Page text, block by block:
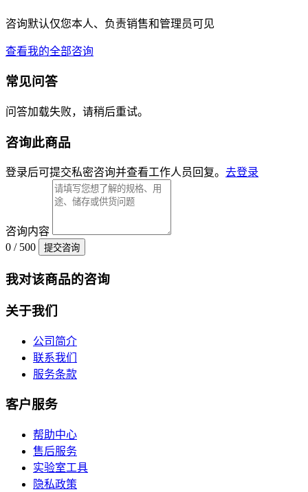
咨询默认仅您本人、负责销售和管理员可见
查看我的全部咨询
常见问答
问答加载失败，请稍后重试。
咨询此商品
登录后可提交私密咨询并查看工作人员回复。 去登录
咨询内容
0 / 500
提交咨询
我对该商品的咨询
关于我们
公司简介
联系我们
服务条款
客户服务
帮助中心
售后服务
实验室工具
隐私政策